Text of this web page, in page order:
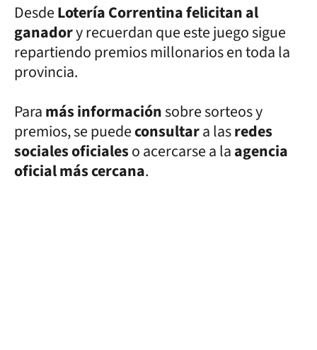
DesdeLotería Correntina felicitan al
ganadory recuerdan que este juego sigue
repartiendo premios millonarios en toda la
provincia.
Paramás informaciónsobre sorteos y
premios, se puedeconsultara lasredes
sociales oficialeso acercarse a laagencia
oficial más cercana.